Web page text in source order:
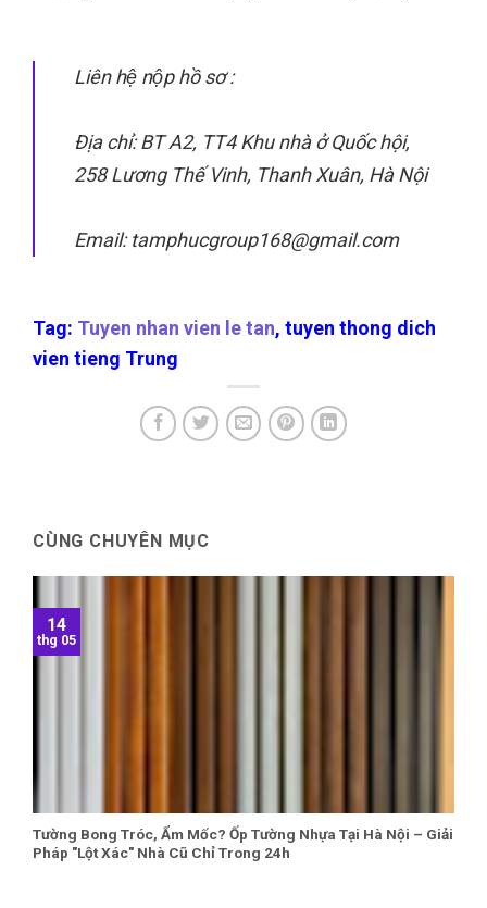
Liên hệ nộp hồ sơ :
Địa chỉ: BT A2, TT4 Khu nhà ở Quốc hội,
258 Lương Thế Vinh, Thanh Xuân, Hà Nội
Email: tamphucgroup168@gmail.com
Tag: Tuyen nhan vien le tan, tuyen thong dich
vien tieng Trung
CÙNG CHUYÊN MỤC
Tường Bong Tróc, Ẩm Mốc? Ốp Tường Nhựa Tại Hà Nội – Giải
Pháp "Lột Xác" Nhà Cũ Chỉ Trong 24h
14
thg 05